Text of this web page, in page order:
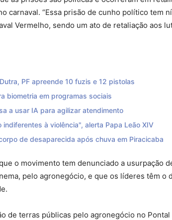
carnaval. “Essa prisão de cunho político tem
Vermelho, sendo um ato de retaliação aos
PF apreende 10 fuzis e 12 pistolas
biometria em programas sociais
a usar IA para agilizar atendimento
indiferentes à violência", alerta Papa Leão XIV
de desaparecida após chuva em Piracicaba
o movimento tem denunciado a usurpação
pelo agronegócio, e que os líderes têm o
de terras públicas pelo agronegócio no